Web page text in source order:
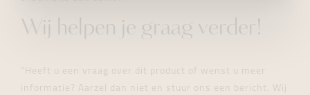
Wij helpen je graag verder!
"Heeft u een vraag over dit product of wenst u meer
informatie? Aarzel dan niet en stuur ons een bericht. Wij